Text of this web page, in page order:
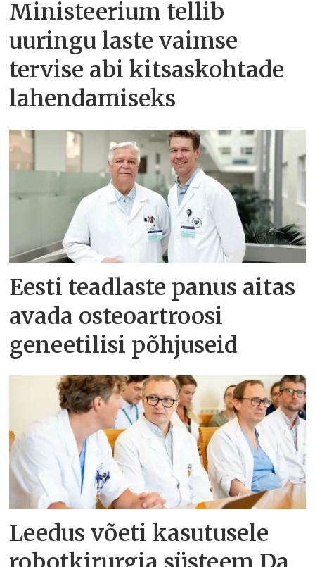
Ministeerium tellib
uuringu laste vaimse
tervise abi kitsaskohtade
lahendamiseks
Eesti teadlaste panus aitas
avada osteoartroosi
geneetilisi põhjuseid
Leedus võeti kasutusele